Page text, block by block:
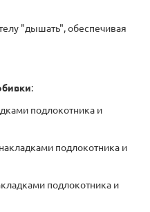
"дышать", обеспечивая
:
подлокотника и
подлокотника и
подлокотника и